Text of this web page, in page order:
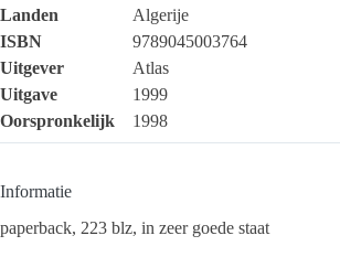
Landen
Algerije
ISBN
9789045003764
Uitgever
Atlas
Uitgave
1999
Oorspronkelijk
1998
Informatie
paperback, 223 blz, in zeer goede staat